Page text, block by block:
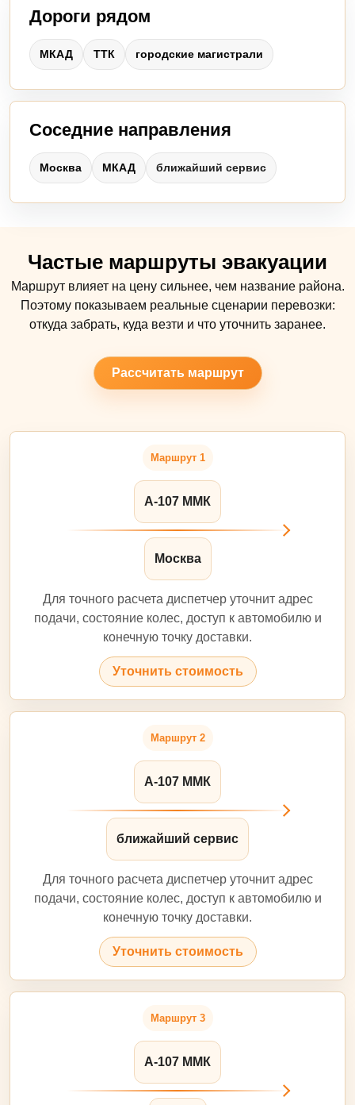
Дороги рядом
МКАД ТТК городские магистрали
Соседние направления
Москва МКАД ближайший сервис
Частые маршруты эвакуации
Маршрут влияет на цену сильнее, чем название района.
Поэтому показываем реальные сценарии перевозки:
откуда забрать, куда везти и что уточнить заранее.
Рассчитать маршрут
Маршрут 1
А-107 ММК
Москва
Для точного расчета диспетчер уточнит адрес
подачи, состояние колес, доступ к автомобилю и
конечную точку доставки.
Уточнить стоимость
Маршрут 2
А-107 ММК
ближайший сервис
Для точного расчета диспетчер уточнит адрес
подачи, состояние колес, доступ к автомобилю и
конечную точку доставки.
Уточнить стоимость
Маршрут 3
А-107 ММК